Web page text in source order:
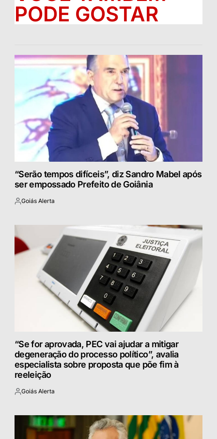
PODE GOSTAR
“Serão tempos difíceis”, diz Sandro Mabel após
ser empossado Prefeito de Goiânia
Postado
Goiás Alerta
“Se for aprovada, PEC vai ajudar a mitigar
degeneração do processo político”, avalia
especialista sobre proposta que põe fim à
reeleição
Postado
Goiás Alerta